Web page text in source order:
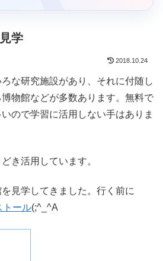
学
2018.10.24
な研究施設があり、それに付随し
物館などが多数あります。無料で
ので学習に活用しない手はありま
き活用しています。
見学してきました。行く前に
トール(;^_^A